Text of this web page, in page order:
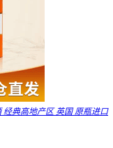
经典高地产区 英国 原瓶进口